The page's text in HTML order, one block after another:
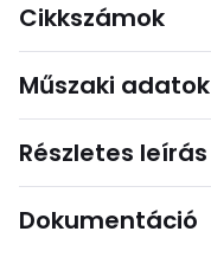
Cikkszámok
Műszaki adatok
Részletes leírás
Dokumentáció